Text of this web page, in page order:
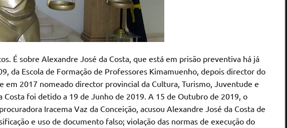
É sobre Alexandre José da Costa, que está em prisão preventiva há já
da Escola de Formação de Professores Kimamuenho, depois director do
em 2017 nomeado director provincial da Cultura, Turismo, Juventude e
Costa foi detido a 19 de Junho de 2019. A 15 de Outubro de 2019, o
Iracema Vaz da Conceição, acusou Alexandre José da Costa de
e uso de documento falso; violação das normas de execução do